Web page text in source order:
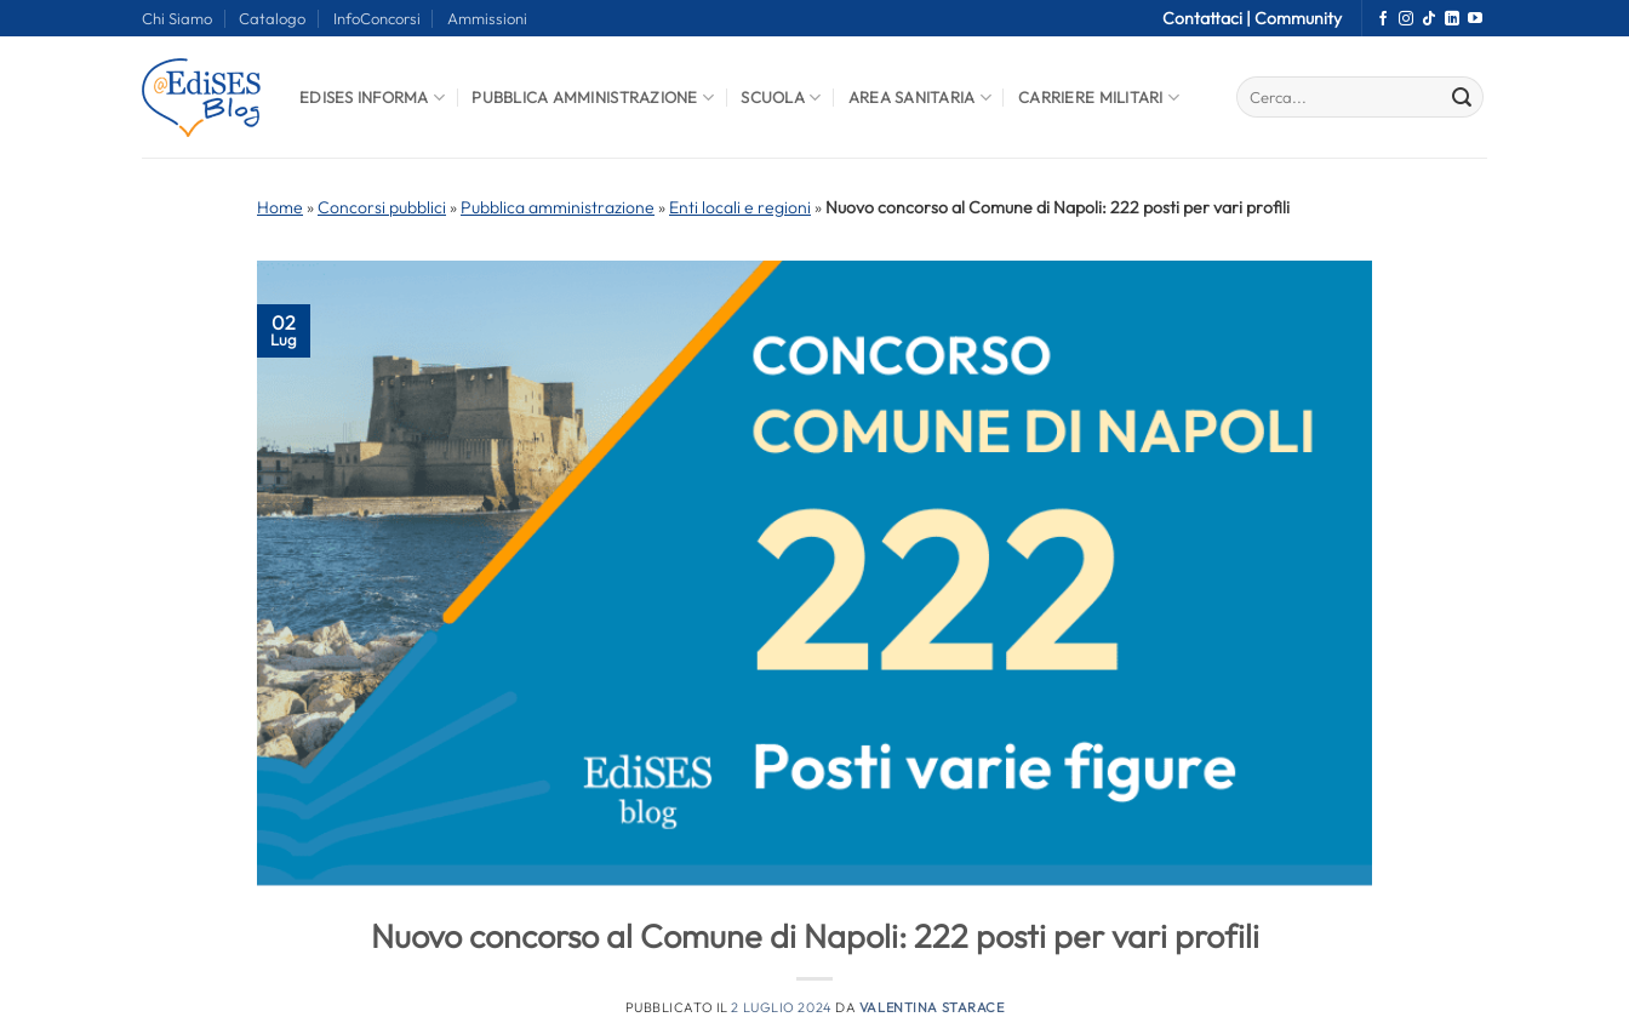
Chi Siamo Catalogo InfoConcorsi Ammissioni Contattaci | Community
EDISES INFORMA PUBBLICA AMMINISTRAZIONE SCUOLA AREA SANITARIA CARRIERE MILITARI
Home »Concorsi pubblici » Pubblica amministrazione » Enti locali e regioni » Nuovo concorso al Comune di Napoli: 222 posti per vari profili
02
Lug
Nuovo concorso al Comune di Napoli: 222 posti per vari profili
PUBBLICATO IL2 LUGLIO 2024 DA VALENTINA STARACE